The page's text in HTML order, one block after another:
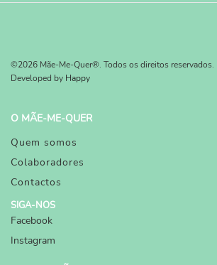
©2026 Mãe-Me-Quer®. Todos os direitos reservados.
Developed by Happy
O MÃE-ME-QUER
Quem somos
Colaboradores
Contactos
SIGA-NOS
Facebook
Instagram